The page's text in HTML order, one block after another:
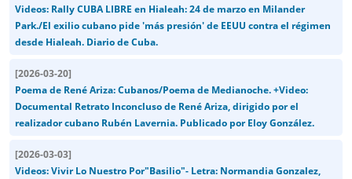
Videos: Rally CUBA LIBRE en Hialeah: 24 de marzo en Milander
Park./El exilio cubano pide 'más presión' de EEUU contra el régimen
desde Hialeah. Diario de Cuba.
[2026-03-20]
Poema de René Ariza: Cubanos/Poema de Medianoche. +Video:
Documental Retrato Inconcluso de René Ariza, dirigido por el
realizador cubano Rubén Lavernia. Publicado por Eloy González.
[2026-03-03]
Videos: Vivir Lo Nuestro Por"Basilio"- Letra: Normandia Gonzalez,